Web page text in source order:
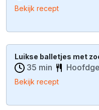
Bekijk recept
Luikse balletjes met
35 min
Bekijk recept